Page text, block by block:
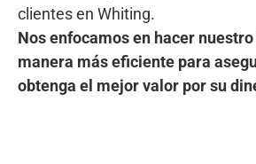
clientes en Whiting.
Nos enfocamos en hacer
manera más eficiente para
obtenga el mejor valor por su